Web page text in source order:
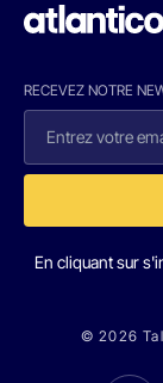
RECEVEZ NOTRE
En cliquant sur
© 2026